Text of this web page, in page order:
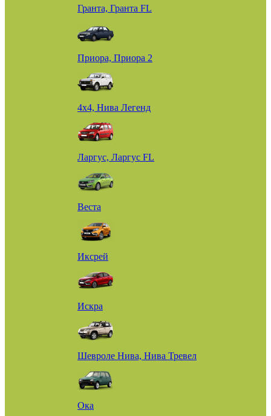
Гранта, Гранта FL
Приора, Приора 2
4х4, Нива Легенд
Ларгус, Ларгус FL
Веста
Иксрей
Искра
Шевроле Нива, Нива Тревел
Ока